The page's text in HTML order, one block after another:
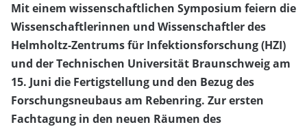
Mit einem wissenschaftlichen Symposium feiern die
Wissenschaftlerinnen und Wissenschaftler des
Helmholtz-Zentrums für Infektionsforschung (HZI)
und der Technischen Universität Braunschweig am
15. Juni die Fertigstellung und den Bezug des
Forschungsneubaus am Rebenring. Zur ersten
Fachtagung in den neuen Räumen des